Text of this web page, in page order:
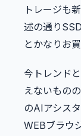
トレージも
述の通り
とかなりお
今トレンド
えないもの
のAIアシス
WEBブラウ